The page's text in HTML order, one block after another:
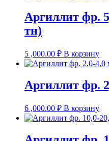
Аргиллит фр.
тн)
5 ,000.00 ₽ В корзину
Аргиллит фр.
6 ,000.00 ₽ В корзину